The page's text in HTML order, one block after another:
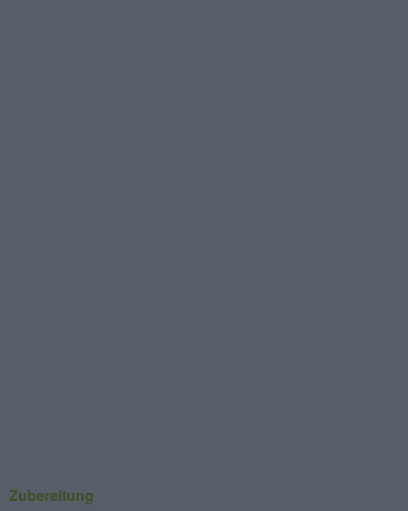
Zubereitung